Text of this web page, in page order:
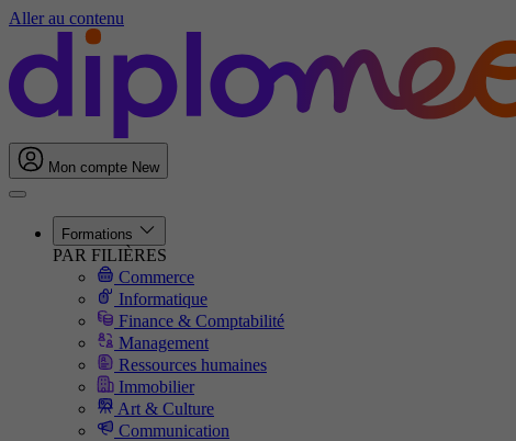
Aller au contenu
Mon compte New
Formations
PAR FILIÈRES
Commerce
Informatique
Finance & Comptabilité
Management
Ressources humaines
Immobilier
Art & Culture
Communication